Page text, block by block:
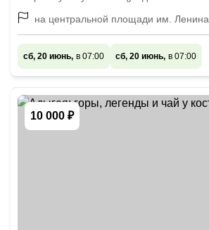
на центральной площади им. Ленина
сб, 20 июнь, в 07:00 сб, 20 июнь, в 07:00
10 000 ₽